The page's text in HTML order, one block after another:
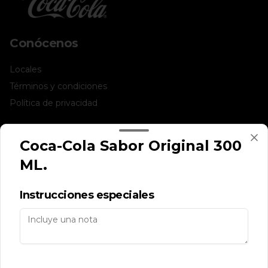
Conócenos
Locales
Términos y condiciones
Política de privacidad
Redes sociales
Facebook
Mi cuenta
Iniciar sesión
Coca-Cola Sabor Original 300
ML.
Instrucciones especiales